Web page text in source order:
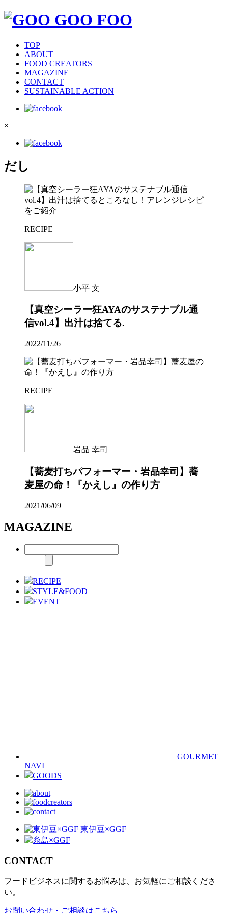
TOP
ABOUT
FOOD CREATORS
MAGAZINE
CONTACT
SUSTAINABLE ACTION
×
だし
RECIPE
小平 文
【真空シーラー狂AYAのサステナブル通
信vol.4】出汁は捨てる.
2022/11/26
RECIPE
岩品 幸司
【蕎麦打ちパフォーマー・岩品幸司】蕎
麦屋の命！『かえし』の作り方
2021/06/09
MAGAZINE
RECIPE
STYLE&FOOD
EVENT
GOURMET
NAVI
GOODS
CONTACT
フードビジネスに関するお悩みは、お気軽にご相談くださ
い。
お問い合わせ・ご相談はこちら